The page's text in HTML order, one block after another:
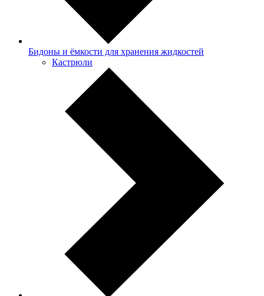
Бидоны и ёмкости для хранения жидкостей
Кастрюли